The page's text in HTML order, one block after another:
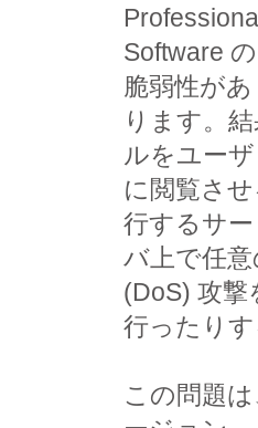
Software
脆弱性があ
ります。
ルをユーザ
に閲覧さ
行するサー
バ上で任
(DoS) 攻撃
行ったり
この問題